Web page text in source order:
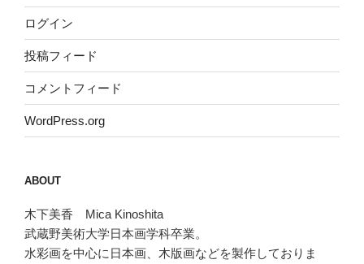
ログイン
投稿フィード
コメントフィード
WordPress.org
ABOUT
木下美香 Mica Kinoshita
武蔵野美術大学日本画学科卒業。
水彩画を中心に日本画、木版画などを製作しておりま